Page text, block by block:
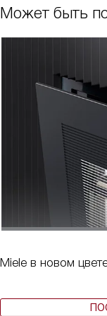
Может быть
Miele в новом